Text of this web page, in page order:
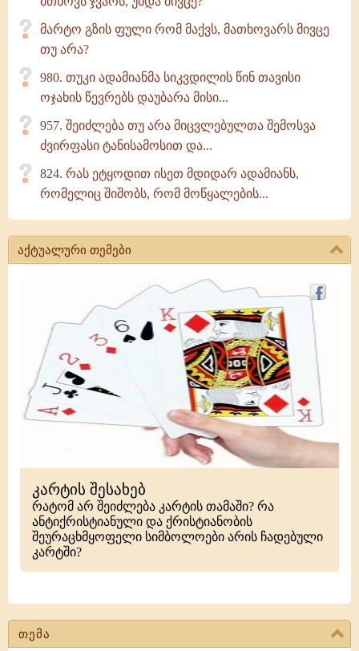
თემა
მარტო გზის ფული რომ მაქვს, მათხოვარს მივცე
თუ არა?
980. თუკი ადამიანმა სიკვდილის წინ თავისი
ოჯახის წევრებს დაუბარა მისი...
957. შეიძლება თუ არა მიცვლებულთა შემოსვა
ძვირფასი ტანისამოსით და...
824. რას ეტყოდით ისეთ მდიდარ ადამიანს,
რომელიც შიშობს, რომ მოწყალების...
აქტუალური თემები
კარტის შესახებ
რატომ არ შეიძლება კარტის თამაში? რა
ანტიქრისტიანული და ქრისტიანობის
შეურაცხმყოფელი სიმბოლოები არის ჩადებული
კარტში?